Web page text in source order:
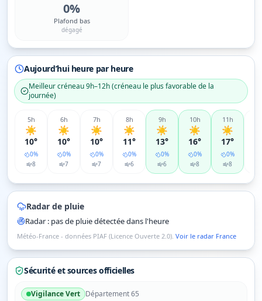
0%
Plafond bas
dégagé
Aujourd’hui heure par heure
Meilleur créneau9h–12h(créneau le plus favorable de la
journée)
5h
☀️
10°
0%
8
6h
☀️
10°
0%
7
7h
☀️
10°
0%
7
8h
☀️
11°
0%
6
9h
☀️
13°
0%
6
10h
☀️
16°
0%
8
11 h
☀️
17°
0%
8
Radar de pluie
Radar : pas de pluie détectée dans l'heure
Météo-France - données PIAF (Licence Ouverte 2.0). Voir le radar France
Sécurité et sources officielles
VigilanceVert Département65